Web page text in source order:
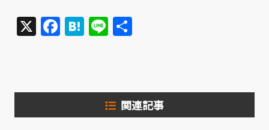
X Facebook
Hatena
Line
関連記事